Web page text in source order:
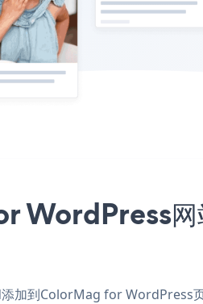
WordPress网
加到ColorMag for WordPress